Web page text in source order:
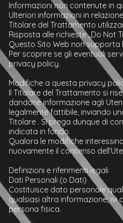
Informazioni non contenute in
Ulteriori informazioni in
Titolare del Trattamento
Risposta alle richieste „Do Not
Questo Sito Web non supporta
Per scoprire se gli eventuali
privacy policy.
Modifiche a questa privacy
Il Titolare del Trattamento si
dandone informazione agli
legalmente fattibile, inviando
Titolare . Si prega dunque di
indicata in fondo.
Qualora le modifiche
nuovamente il consenso
Definizioni e riferimenti legali
Dati Personali (o Dati)
Costituisce dato personale
qualsiasi altra informazione,
persona fisica.